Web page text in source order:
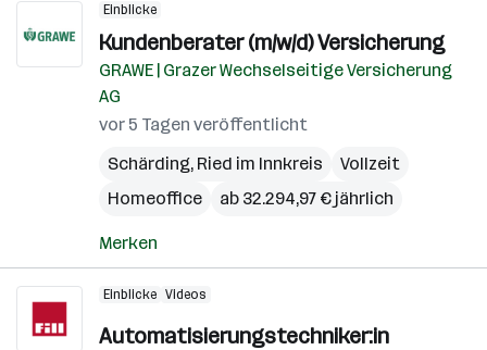
Einblicke
Kundenberater (m/w/d) Versicherung
GRAWE | Grazer Wechselseitige Versicherung
AG
vor 5 Tagen veröffentlicht
Schärding, Ried im Innkreis
Vollzeit
Homeoffice
ab 32.294,97 € jährlich
Merken
Einblicke Videos
Automatisierungstechniker:in